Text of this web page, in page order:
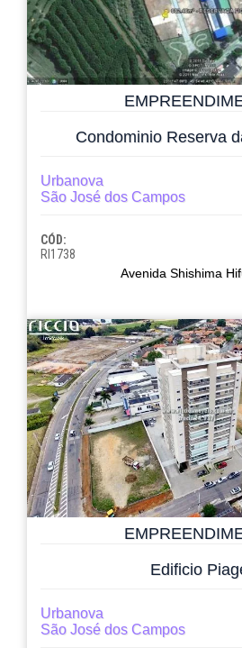
Condominio Reserva
Urbanova
São José dos Campos
CÓD:
RI1738
Avenida Shishima
Edificio
Urbanova
São José dos Campos